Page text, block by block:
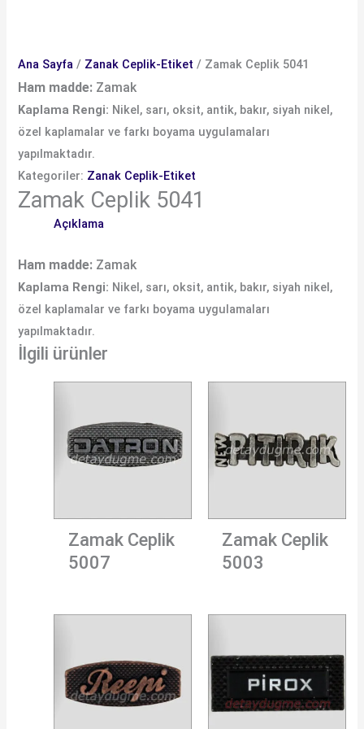
Ana Sayfa / Zanak Ceplik-Etiket / Zamak Ceplik 5041
Ham madde: Zamak
Kaplama Rengi: Nikel, sarı, oksit, antik, bakır, siyah nikel,
özel kaplamalar ve farkı boyama uygulamaları
yapılmaktadır.
Kategoriler: Zanak Ceplik-Etiket
Zamak Ceplik 5041
Açıklama
Ham madde: Zamak
Kaplama Rengi: Nikel, sarı, oksit, antik, bakır, siyah nikel,
özel kaplamalar ve farkı boyama uygulamaları
yapılmaktadır.
İlgili ürünler
Zamak Ceplik
5007
Zamak Ceplik
5003